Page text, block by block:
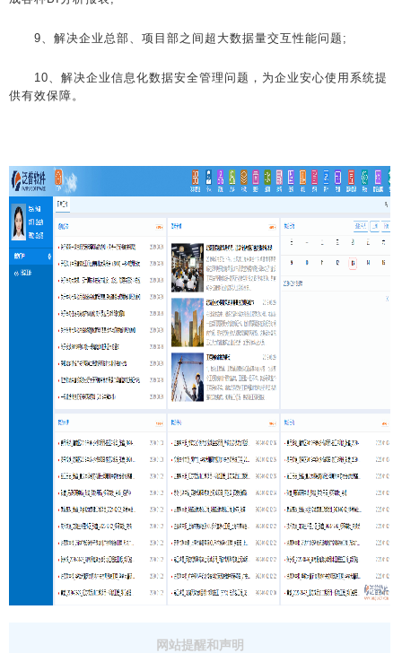
9、解决企业总部、项目部之间超大数据量交互性能问题;
10、解决企业信息化数据安全管理问题，为企业安心使用系统提
供有效保障。
网站提醒和声明